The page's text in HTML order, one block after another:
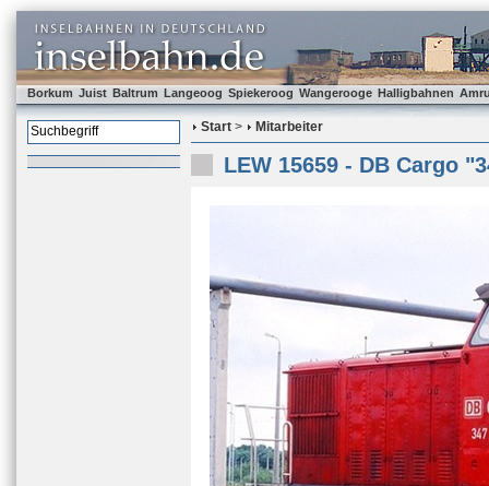
Borkum Juist Baltrum Langeoog Spiekeroog Wangerooge Halligbahnen
Start > Mitarbeiter
LEW 15659 - DB Cargo